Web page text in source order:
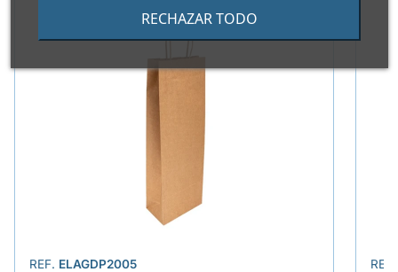
RECHAZAR TODO
REF. ELAGDP2005